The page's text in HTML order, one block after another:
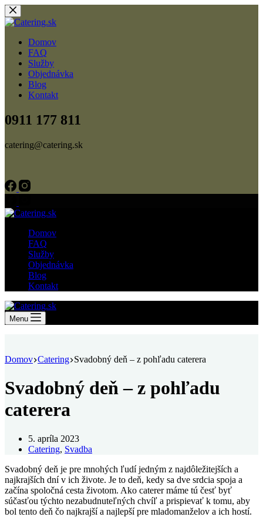
Skip
to
Domov
FAQ
Služby
Objednávka
Blog
Kontakt
0911 177 811
catering@catering.sk
Domov
FAQ
Služby
Objednávka
Blog
Kontakt
Menu
Domov Catering Svadobný deň – z pohľadu caterera
Svadobný deň – z pohľadu
caterera
5. apríla 2023
Catering, Svadba
Svadobný deň je pre mnohých ľudí jedným z najdôležitejších a
najkrajších dní v ich živote. Je to deň, kedy sa dve srdcia spoja a
začína spoločná cesta životom. Ako caterer máme tú česť byť
súčasťou týchto nezabudnuteľných chvíľ a prispievať k tomu, aby
bol tento deň čo najkrajší a najlepší pre mladomanželov a ich hostí.